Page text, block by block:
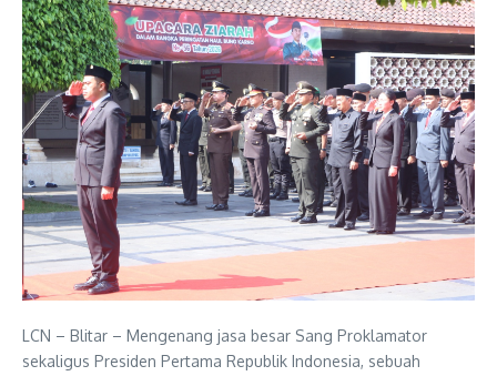
LCN – Blitar – Mengenang jasa besar Sang Proklamator
sekaligus Presiden Pertama Republik Indonesia, sebuah